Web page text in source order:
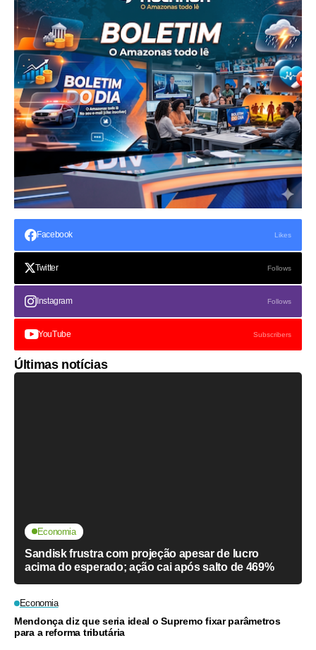
Facebook Likes
Twitter Follows
Instagram Follows
YouTube Subscribers
Últimas notícias
Economia
Sandisk frustra com projeção apesar de lucro
acima do esperado; ação cai após salto de 469%
Economia
Mendonça diz que seria ideal o Supremo fixar parâmetros
para a reforma tributária